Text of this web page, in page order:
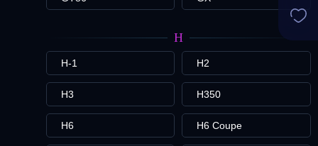
H
H-1 H2
H3 H350
H6 H6 Coupe